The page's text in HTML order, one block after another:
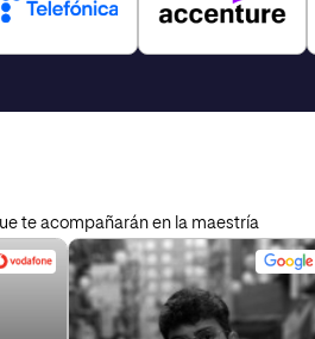
te acompañarán en la maestría